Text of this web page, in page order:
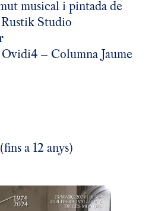
musical i pintada de
Studio
– Columna Jaume
a 12 anys)